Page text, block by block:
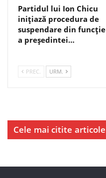
Partidul lui Ion Chicu
inițiază procedura de
suspendare din funcție
a președintei…
PREC. URM.
Cele mai citite articole